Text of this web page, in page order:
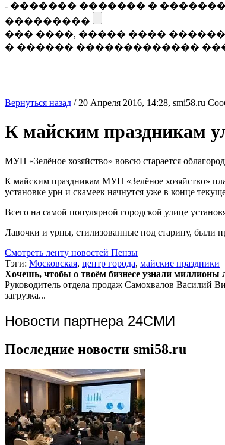
- ������� ������� �
���������
��� ����, ����� ����
� ������ �������������
Вернуться назад / 20 Апреля 2016, 14:28, smi58.ru
К майским праздникам
МУП «Зелёное хозяйство» вовсю старается
К майским праздникам МУП «Зелёное хозяйство»
установке урн и скамеек начнутся уже в конце
Всего на самой популярной городской улице
Лавочки и урны, стилизованные под старину, были
Смотреть ленту новостей Пензы
Тэги: Московская, центр города, майские праздники
Хочешь, чтобы о твоём бизнесе узнали миллионы
Руководитель отдела продаж Самохвалов Василий
загрузка...
Новости партнера 24СМИ
Последние новости smi58.ru